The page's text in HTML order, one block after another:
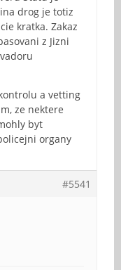
drog je totiz
kratka. Zakaz
z Jizni
a vetting
ze nektere
byt
organy
#5541